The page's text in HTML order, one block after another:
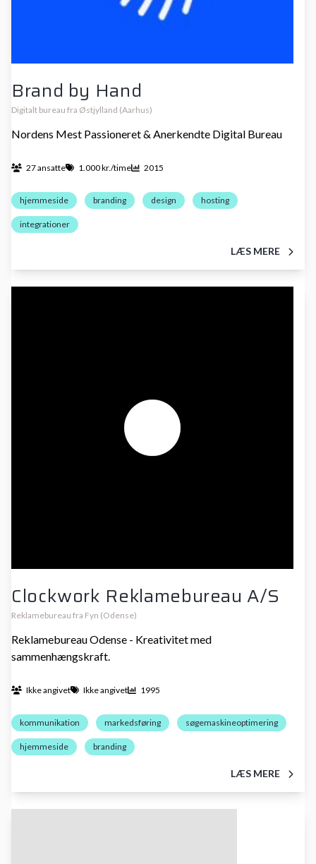
Brand by Hand
Digitalt bureau fra Østjylland (Aarhus)
Nordens Mest Passioneret & Anerkendte Digital Bureau
27 ansatte 1.000 kr./time 2015
hjemmeside branding design hosting
integrationer
LÆS MERE
Clockwork Reklamebureau A/S
Reklamebureau fra Fyn (Odense)
Reklamebureau Odense - Kreativitet med
sammenhængskraft.
Ikke angivet Ikke angivet 1995
kommunikation markedsføring søgemaskineoptimering
hjemmeside branding
LÆS MERE